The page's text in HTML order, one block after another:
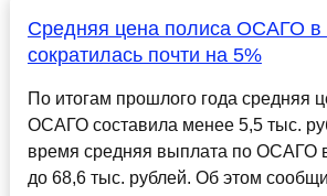
Средняя цена полиса ОСАГО в
сократилась почти на 5%
По итогам прошлого года средняя
ОСАГО составила менее 5,5 тыс.
время средняя выплата по ОСАГО
до 68,6 тыс. рублей. Об этом